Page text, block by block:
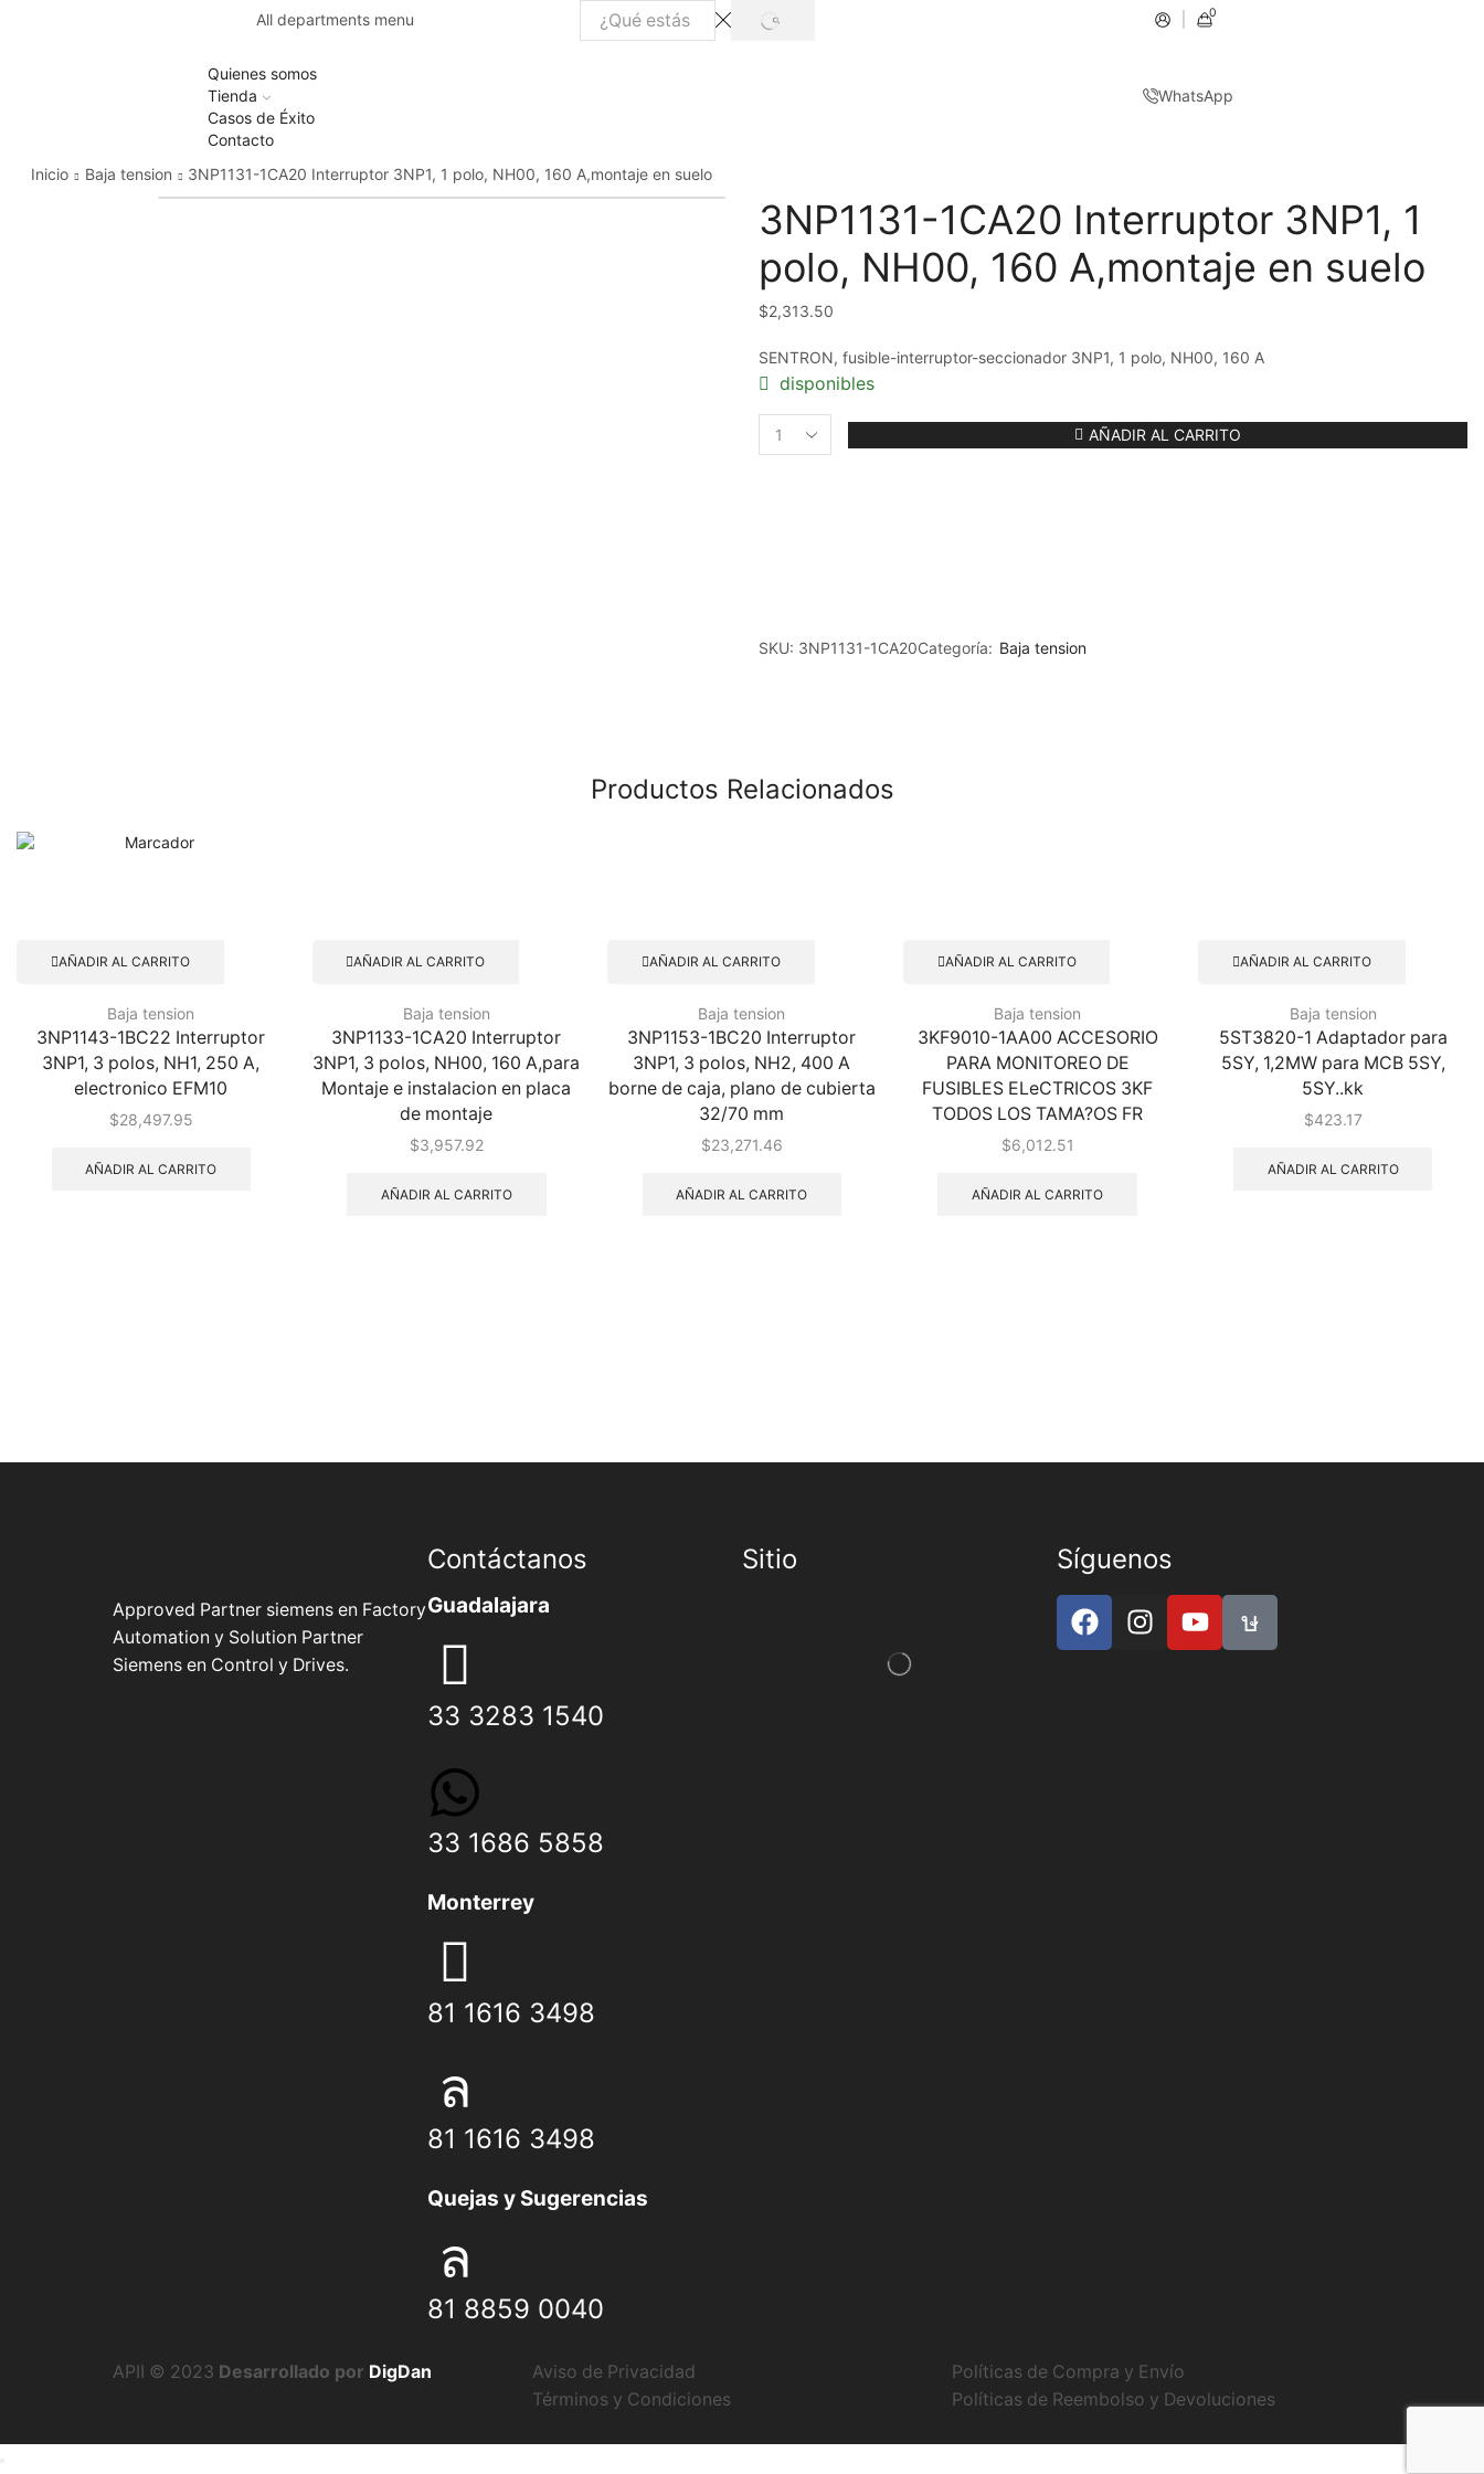
All departments menu 0
Quienes somos
Tienda
Casos de Éxito
Contacto
WhatsApp
Inicio Baja tension 3NP1131-1CA20 Interruptor 3NP1, 1 polo, NH00, 160 A,montaje en suelo
3NP1131-1CA20 Interruptor 3NP1, 1
polo, NH00, 160 A,montaje en suelo
$2,313.50
SENTRON, fusible-interruptor-seccionador 3NP1, 1 polo, NH00, 160 A
disponibles
AÑADIR AL CARRITO
SKU: 3NP1131-1CA20Categoría: Baja tension
Productos Relacionados
AÑADIR AL CARRITO
Baja tension
3NP1143-1BC22 Interruptor
3NP1, 3 polos, NH1, 250 A,
electronico EFM10
$28,497.95
AÑADIR AL CARRITO
AÑADIR AL CARRITO
Baja tension
3NP1133-1CA20 Interruptor
3NP1, 3 polos, NH00, 160 A,para
Montaje e instalacion en placa
de montaje
$3,957.92
AÑADIR AL CARRITO
AÑADIR AL CARRITO
Baja tension
3NP1153-1BC20 Interruptor
3NP1, 3 polos, NH2, 400 A
borne de caja, plano de cubierta
32/70 mm
$23,271.46
AÑADIR AL CARRITO
AÑADIR AL CARRITO
Baja tension
3KF9010-1AA00 ACCESORIO
PARA MONITOREO DE
FUSIBLES ELeCTRICOS 3KF
TODOS LOS TAMA?OS FR
$6,012.51
AÑADIR AL CARRITO
AÑADIR AL CARRITO
Baja tension
5ST3820-1 Adaptador para
5SY, 1,2MW para MCB 5SY,
5SY..kk
$423.17
AÑADIR AL CARRITO
Approved Partner siemens en Factory
Automation y Solution Partner
Siemens en Control y Drives.
Contáctanos
Guadalajara
33 3283 1540
33 1686 5858
Monterrey
81 1616 3498
81 1616 3498
Quejas y Sugerencias
81 8859 0040
Sitio Síguenos
APII © 2023 Desarrollado por DigDan
Aviso de Privacidad
Términos y Condiciones
Políticas de Compra y Envío
Políticas de Reembolso y Devoluciones